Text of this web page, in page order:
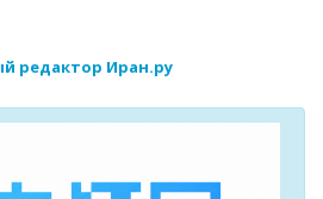
редактор Иран.ру